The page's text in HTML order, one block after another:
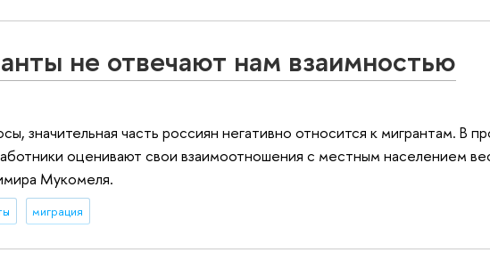
не отвечают нам взаимностью
значительная часть россиян негативно относится к мигрантам. В
оценивают свои взаимоотношения с местным населением
Мукомеля.
миграция